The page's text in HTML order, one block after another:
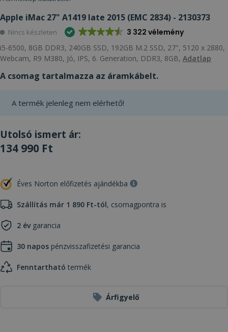
Apple iMac 27" A1419 late 2015 (EMC 2834) - 2130373
Nincs készleten 3 322 vélemény
i5-6500, 8GB DDR3, 240GB SSD, 192GB M.2 SSD, 27", 5120 x 2880,
Webcam, R9 M380, Jó, IPS, 6. Generation, DDR3, 8GB, Adatlap
A csomag tartalmazza az áramkábelt.
A termék jelenleg nem elérhető!
Utolsó ismert ár:
134 990 Ft
Éves Norton előfizetés ajándékba
Szállítás már 1 890 Ft-tól, csomagpontra is
2 évgarancia
30 napos pénzvisszafizetési garancia
Fenntartható termék
Árfigyelő